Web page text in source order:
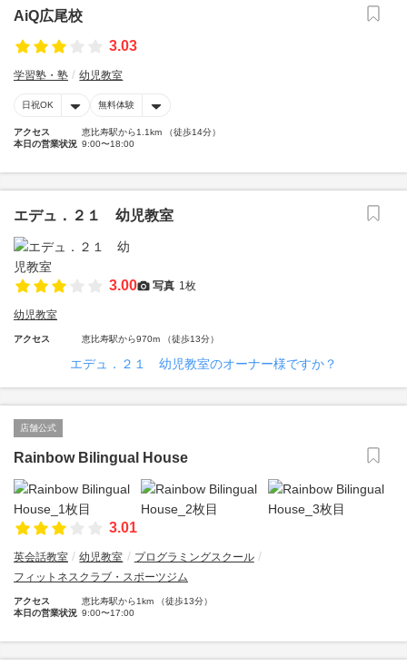
AiQ広尾校
3.03
学習塾・塾 幼児教室
日祝OK 無料体験
アクセス
恵比寿駅から1.1km （徒歩14分）
本日の営業状況 9:00〜18:00
エデュ．２１ 幼児教室
3.00 写真 1枚
幼児教室
アクセス 恵比寿駅から970m （徒歩13分）
エデュ．２１ 幼児教室のオーナー様ですか？
店舗公式
Rainbow Bilingual House
3.01
英会話教室 幼児教室
プログラミングスクール
フィットネスクラブ・スポーツジム
アクセス
恵比寿駅から1km （徒歩13分）
本日の営業状況 9:00〜17:00